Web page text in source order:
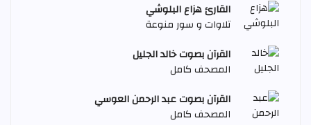
القارئ هزاع البلوشي
تلاوات و سور منوعة
القرآن بصوت خالد الجليل
المصحف كامل
القرآن بصوت عبد الرحمن العوسي
المصحف كامل